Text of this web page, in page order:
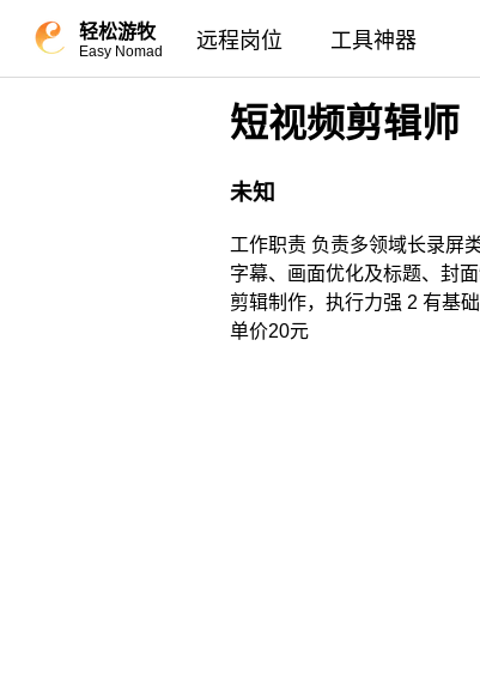
轻松游牧
Easy Nomad 远程岗位 工具神器
短视频剪辑师
未知
工作职责 负责多领域长录屏
字幕、画面优化及标题、封
剪辑制作，执行力强 2 有基
单价20元